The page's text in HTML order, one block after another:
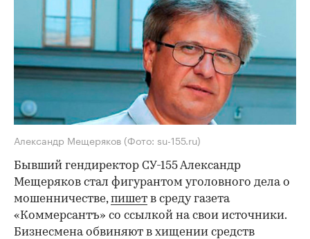
Александр Мещеряков (Фото: su-155.ru)
Бывший гендиректор СУ-155 Александр
Мещеряков стал фигурантом уголовного дела о
мошенничестве,пишет в среду газета
«Коммерсантъ» со ссылкой на свои источники.
Бизнесмена обвиняют в хищении средств